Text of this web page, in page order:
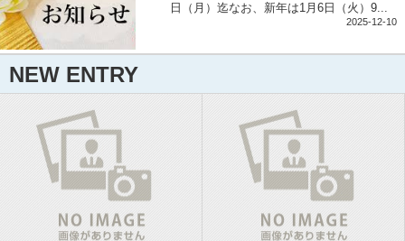
日（月）迄なお、新年は1月6日（火）9...
2025-12-10
NEW ENTRY